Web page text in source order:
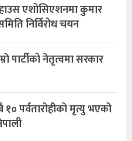
एशोसिएशनमा कुमार
निर्विरोध चयन
पार्टीको नेतृत्वमा सरकार
१० पर्वतारोहीको मृत्यु भएको